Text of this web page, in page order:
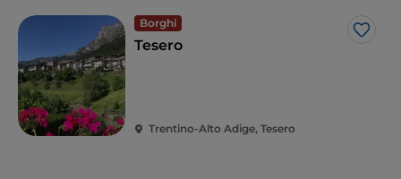
sui tanti sentieri per mountain bike, e infine
sulla
mitica salita rosa del Giro d’Italia
Borghi
Like
Tesero
Trentino-Alto Adige, Tesero